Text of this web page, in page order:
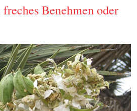
Benehmen oder